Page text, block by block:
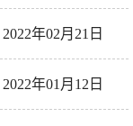
2022年02月21日
2022年01月12日